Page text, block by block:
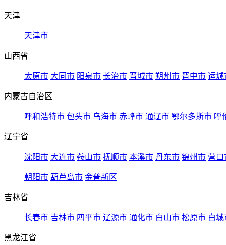
天津
天津市
山西省
太原市 大同市 阳泉市 长治市 晋城市 朔州市 晋中市 运城
内蒙古自治区
呼和浩特市 包头市 乌海市 赤峰市 通辽市 鄂尔多斯市 呼
辽宁省
沈阳市 大连市 鞍山市 抚顺市 本溪市 丹东市 锦州市 营口
朝阳市 葫芦岛市 金普新区
吉林省
长春市 吉林市 四平市 辽源市 通化市 白山市 松原市 白城
黑龙江省